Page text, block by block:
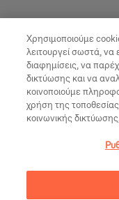
© 2026,
Χρησιμοποιούμε
λειτουργεί σωστά, να
διαφημίσεις, να
δικτύωσης και να
κοινοποιούμε
χρήση της
κοινωνικής